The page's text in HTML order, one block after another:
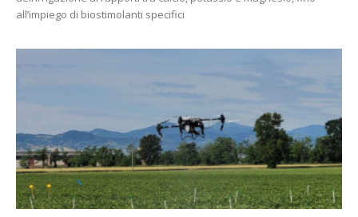
all’impiego di biostimolanti specifici